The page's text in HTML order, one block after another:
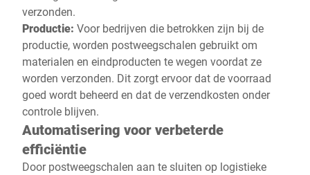
verzonden.
Productie: Voor bedrijven die betrokken zijn bij de
productie, worden postweegschalen gebruikt om
materialen en eindproducten te wegen voordat ze
worden verzonden. Dit zorgt ervoor dat de voorraad
goed wordt beheerd en dat de verzendkosten onder
controle blijven.
Automatisering voor verbeterde
efficiëntie
Door postweegschalen aan te sluiten op logistieke